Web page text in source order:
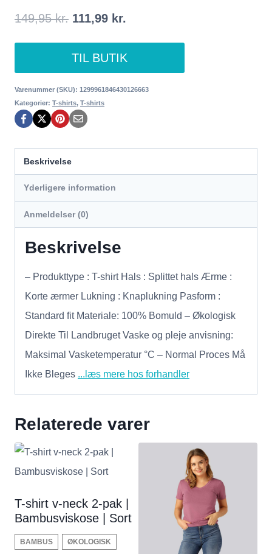
149,95kr. Den
oprindelige
pris
var:
149,95 kr..
111,99 kr.
aktuelle
pris
er:
TIL BUTIK
Varenummer (SKU): 1299961846430126663
Kategorier: T-shirts, T-shirts
Beskrivelse
Yderligere information
Anmeldelser (0)
Beskrivelse
– Produkttype : T-shirt Hals : Splittet hals Ærme :
Korte ærmer Lukning : Knaplukning Pasform :
Standard fit Materiale: 100% Bomuld – Økologisk
Direkte Til Landbruget Vaske og pleje anvisning:
Maksimal Vasketemperatur °C – Normal Proces Må
Ikke Bleges ...læs mere hos forhandler
Relaterede varer
T-shirt v-neck 2-pak |
Bambusviskose | Sort
BAMBUS ØKOLOGISK